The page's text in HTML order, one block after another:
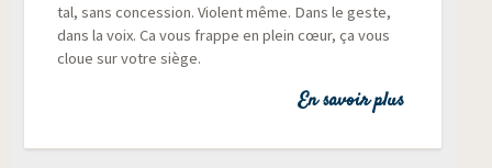
tal, sans conces­sion. Violent même. Dans le geste,
dans la voix. Ca vous frappe en plein cœur, ça vous
cloue sur votre siège.
En savoir plus